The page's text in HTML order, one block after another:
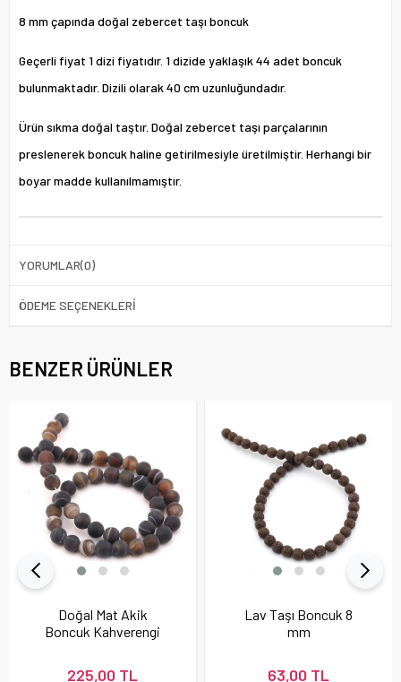
8 mm çapında doğal zebercet taşı boncuk
Geçerli fiyat 1 dizi fiyatıdır. 1 dizide yaklaşık 44 adet boncuk
bulunmaktadır. Dizili olarak 40 cm uzunluğundadır.
Ürün sıkma doğal taştır. Doğal zebercet taşı parçalarının
preslenerek boncuk haline getirilmesiyle üretilmiştir. Herhangi bir
boyar madde kullanılmamıştır.
YORUMLAR(0)
ÖDEME SEÇENEKLERI
BENZER ÜRÜNLER
Doğal Mat Akik
Boncuk Kahverengi
225,00 TL
Lav Taşı Boncuk 8
mm
63,00 TL